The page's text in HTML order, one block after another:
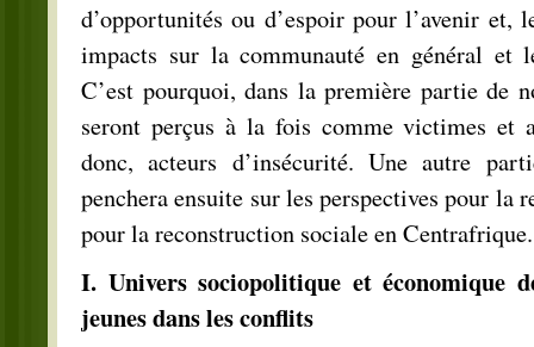
d’opportunités ou d’espoir pour l’avenir et,
impacts sur la communauté en général et
C’est pourquoi, dans la première partie de
seront perçus à la fois comme victimes et
donc, acteurs d’insécurité. Une autre
penchera ensuite sur les perspectives pour la
pour la reconstruction sociale en Centrafrique.
I. Univers sociopolitique et économique
jeunes dans les conflits